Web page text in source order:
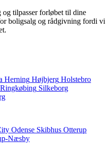
tilpasser forløbet til dine
boligsalg og rådgivning fordi vi
Herning Højbjerg Holstebro
Ringkøbing Silkeborg
Odense Skibhus Otterup
Næsby